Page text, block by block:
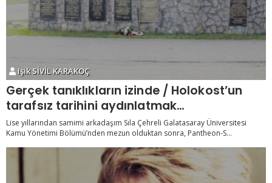
Işik SİVİL KARAKOÇ
Gerçek tanıklıkların izinde / Holokost’un
tarafsız tarihini aydınlatmak…
Lise yıllarından samimi arkadaşım Sıla Çehreli Galatasaray Üniversitesi
Kamu Yönetimi Bölümü’nden mezun olduktan sonra, Pantheon-S...